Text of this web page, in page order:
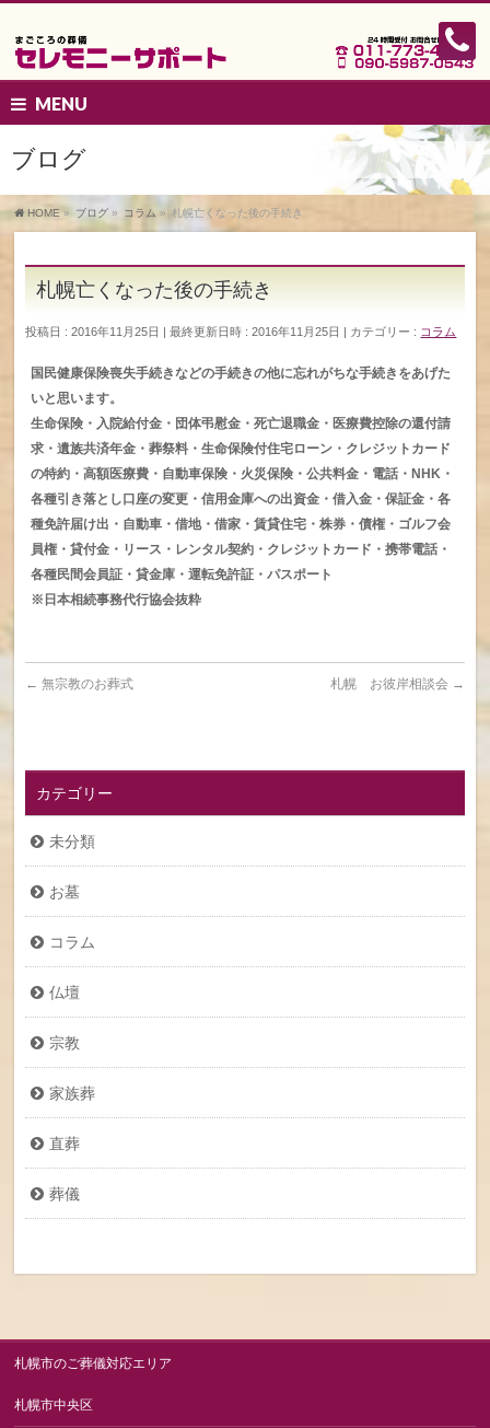
MENU
ブログ
HOME» ブログ » コラム » 札幌亡くなった後の手続き
札幌亡くなった後の手続き
投稿日 : 2016年11月25日 最終更新日時 : 2016年11月25日 カテゴリー : コラム
国民健康保険喪失手続きなどの手続きの他に忘れがちな手続きをあげた
いと思います。
生命保険・入院給付金・団体弔慰金・死亡退職金・医療費控除の還付請
求・遺族共済年金・葬祭料・生命保険付住宅ローン・クレジットカード
の特約・高額医療費・自動車保険・火災保険・公共料金・電話・NHK・
各種引き落とし口座の変更・信用金庫への出資金・借入金・保証金・各
種免許届け出・自動車・借地・借家・賃貸住宅・株券・債権・ゴルフ会
員権・貸付金・リース・レンタル契約・クレジットカード・携帯電話・
各種民間会員証・貸金庫・運転免許証・パスポート
※日本相続事務代行協会抜粋
← 無宗教のお葬式 札幌 お彼岸相談会 →
カテゴリー
未分類
お墓
コラム
仏壇
宗教
家族葬
直葬
葬儀
札幌市のご葬儀対応エリア
札幌市中央区